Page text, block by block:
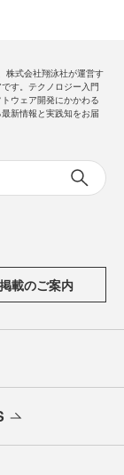
株式会社翔泳社が運営す
す。テクノロジー入門
ウェア開発にかかわる
新情報と実践知をお届
載のご案内